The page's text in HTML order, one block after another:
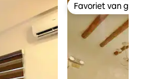
Favoriet van
Favoriet van